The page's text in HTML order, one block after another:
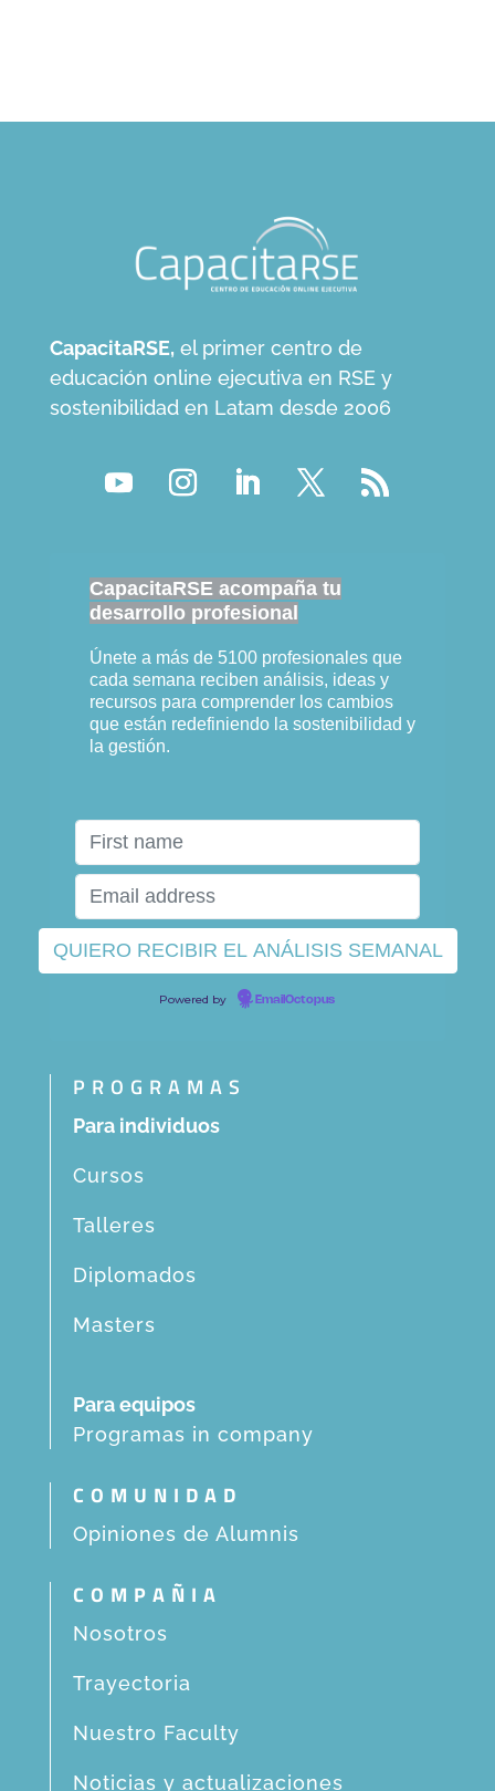
CapacitaRSE, el primer centro de
educación online ejecutiva en RSE y
sostenibilidad en Latam desde 2006
CapacitaRSE acompaña tu
desarrollo profesional
Únete a más de 5100 profesionales que
cada semana reciben análisis, ideas y
recursos para comprender los cambios
que están redefiniendo la sostenibilidad y
la gestión.
Powered by EmailOctopus
PROGRAMAS
Para individuos
Cursos
Talleres
Diplomados
Masters
Para equipos
Programas in company
COMUNIDAD
Opiniones de Alumnis
COMPAÑIA
Nosotros
Trayectoria
Nuestro Faculty
Noticias y actualizaciones